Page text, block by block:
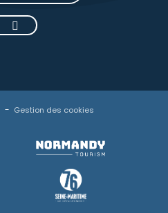
Gestion des cookies